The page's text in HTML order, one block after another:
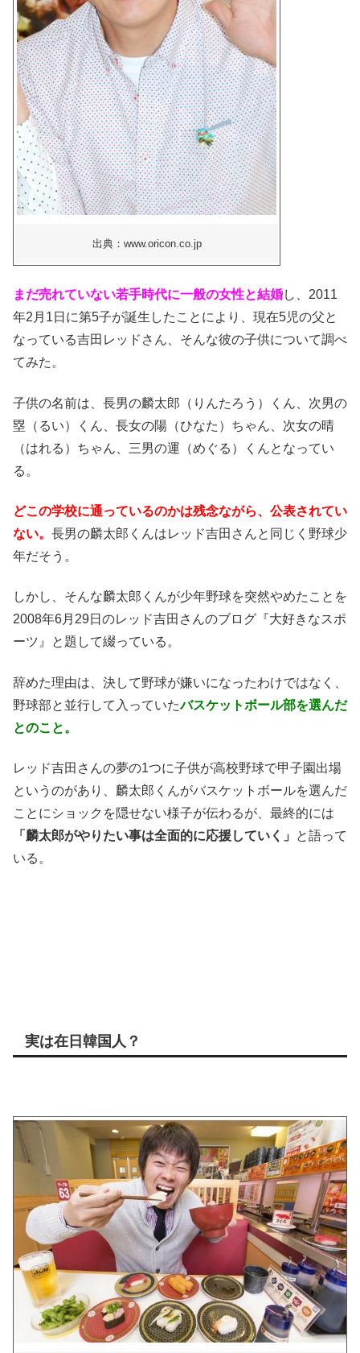
出典：www.oricon.co.jp
まだ売れていない若手時代に一般の女性と結婚し、2011
年2月1日に第5子が誕生したことにより、現在5児の父と
なっている吉田レッドさん、そんな彼の子供について調べ
てみた。
子供の名前は、長男の麟太郎（りんたろう）くん、次男の
塁（るい）くん、長女の陽（ひなた）ちゃん、次女の晴
（はれる）ちゃん、三男の運（めぐる）くんとなってい
る。
どこの学校に通っているのかは残念ながら、公表されてい
ない。 長男の麟太郎くんはレッド吉田さんと同じく野球少
年だそう。
しかし、そんな麟太郎くんが少年野球を突然やめたことを
2008年6月29日のレッド吉田さんのブログ『大好きなスポ
ーツ』と題して綴っている。
辞めた理由は、決して野球が嫌いになったわけではなく、
野球部と並行して入っていたバスケットボール部を選んだ
とのこと。
レッド吉田さんの夢の1つに子供が高校野球で甲子園出場
というのがあり、麟太郎くんがバスケットボールを選んだ
ことにショックを隠せない様子が伝わるが、最終的には
「麟太郎がやりたい事は全面的に応援していく」
と語って
いる。
実は在日韓国人？